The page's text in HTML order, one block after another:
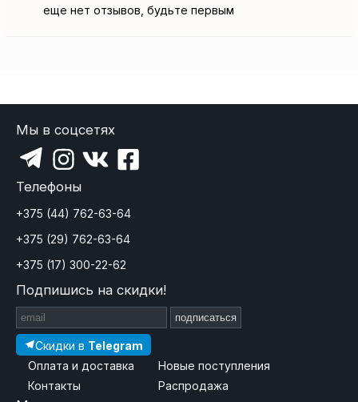
еще нет отзывов, будьте первым
Мы в соцсетях
Телефоны
+375 (44) 762-63-64
+375 (29) 762-63-64
+375 (17) 300-22-62
Подпишись на скидки!
подписаться
Скидки в Telegram
Оплата и доставка
Контакты
Новые поступления
Распродажа